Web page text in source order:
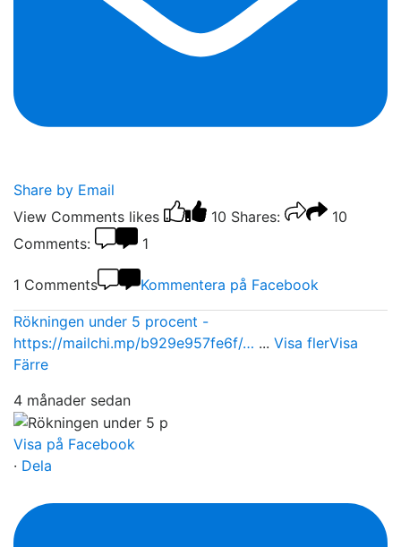
Share by Email
View Comments likes 10 Shares:
10
Comments:
1
1 Comments Kommentera på Facebook
Rökningen under 5 procent -
https://mailchi.mp/b929e957fe6f/… ... Visa flerVisa
Färre
4 månader sedan
Visa på Facebook
· Dela